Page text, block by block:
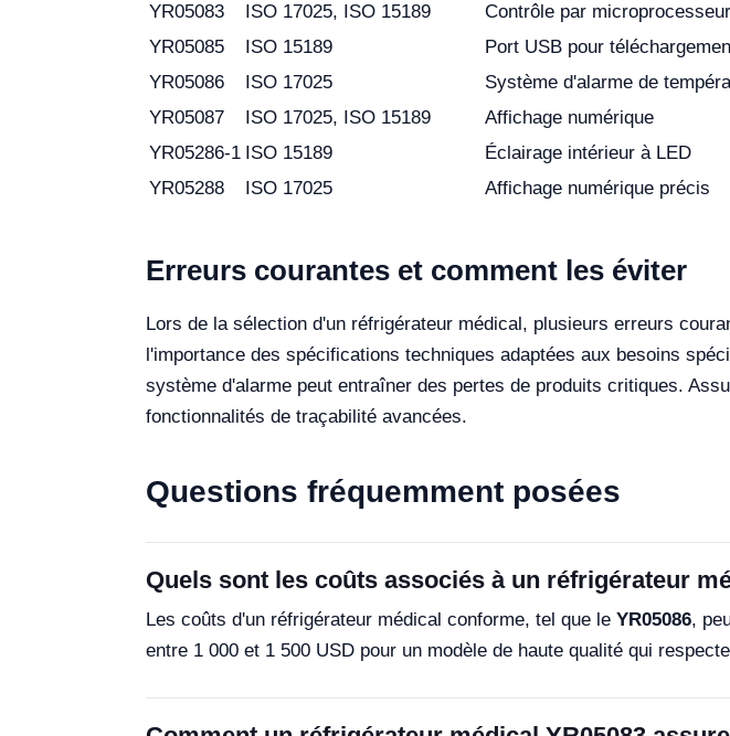
YR05083
ISO 17025, ISO 15189 Contrôle par
YR05085
ISO 15189 Port USB pour
YR05086
ISO 17025 Système d'alarme de
YR05087
ISO 17025, ISO 15189 Affichage numérique
YR05286-1 ISO 15189 Éclairage intérieur à LED
YR05288
ISO 17025 Affichage numérique précis
Erreurs courantes et comment les éviter
Lors de la sélection d'un réfrigérateur médical, plusieurs erreurs
l'importance des spécifications techniques adaptées aux besoins
système d'alarme peut entraîner des pertes de produits critiques.
fonctionnalités de traçabilité avancées.
Questions fréquemment posées
Quels sont les coûts associés à un réfrigérateur
Les coûts d'un réfrigérateur médical conforme, tel que le YR05086,
entre 1 000 et 1 500 USD pour un modèle de haute qualité qui